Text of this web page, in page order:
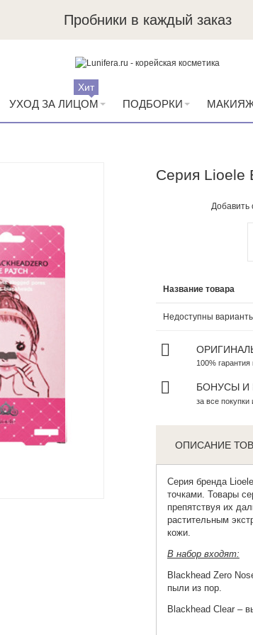
Пробники в каждый заказ
УХОД ЗА ЛИЦОМ
Хит
ПОДБОРКИ
Серия Lioele
Добавить
Название товара
Недоступны
100% гарантия
БОНУСЫ И
за все покупки
ОПИСАНИЕ
Серия бренда
точками. Товары
препятствуя их
растительным
кожи.
В набор входят:
Blackhead Zero
пыли из пор.
Blackhead Clear–